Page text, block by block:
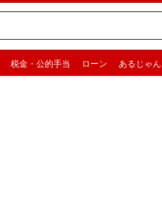
税金・公的手当 ローン あるじゃん